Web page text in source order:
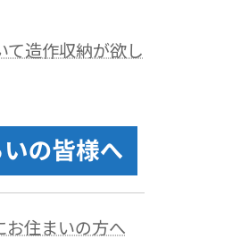
て造作収納が欲し
お住まいの方へ